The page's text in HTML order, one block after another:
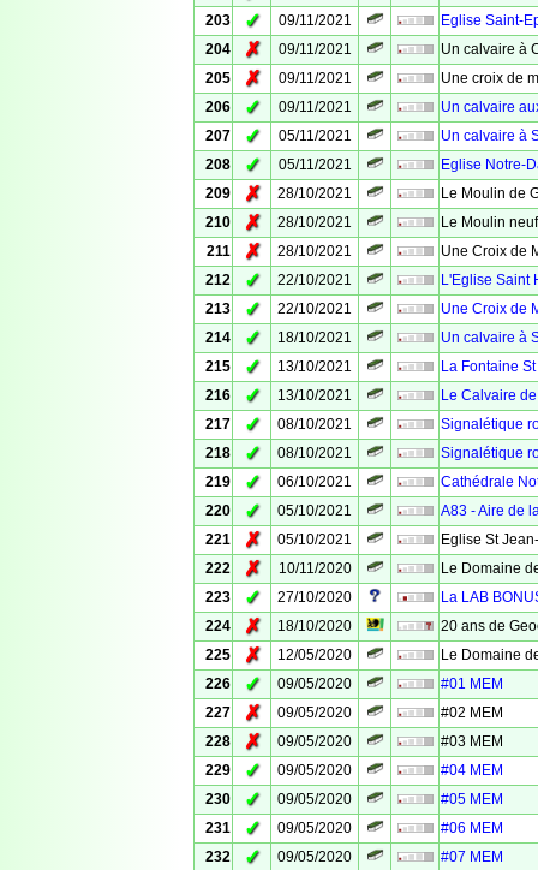
203
✓ 09/11/2021
Eglise Saint-
204
✗ 09/11/2021
Un calvaire à
205
✗ 09/11/2021
Une croix de
206
✓ 09/11/2021
Un calvaire
207
✓ 05/11/2021
Un calvaire à
208
✓ 05/11/2021
Eglise Notre-
209
✗ 28/10/2021
Le Moulin de
210
✗ 28/10/2021
Le Moulin neuf
211
✗ 28/10/2021
Une Croix de
212
✓ 22/10/2021
L'Eglise Saint
213
✓ 22/10/2021
Une Croix de
214
✓ 18/10/2021
Un calvaire à
215
✓ 13/10/2021
La Fontaine
216
✓ 13/10/2021
Le Calvaire
217
✓ 08/10/2021
Signalétique
218
✓ 08/10/2021
Signalétique
219
✓ 06/10/2021
Cathédrale
220
✓ 05/10/2021
A83 - Aire de
221
✗ 05/10/2021
Eglise St
222
✗ 10/11/2020
Le Domaine
223
✓ 27/10/2020
La LAB
224
✗ 18/10/2020
20 ans de
225
✗ 12/05/2020
Le Domaine
226
✓ 09/05/2020
#01 MEM
227
✗ 09/05/2020
#02 MEM
228
✗ 09/05/2020
#03 MEM
229
✓ 09/05/2020
#04 MEM
230
✓ 09/05/2020
#05 MEM
231
✓ 09/05/2020
#06 MEM
232
✓ 09/05/2020
#07 MEM